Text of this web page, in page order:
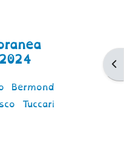
Bermond
Tuccari